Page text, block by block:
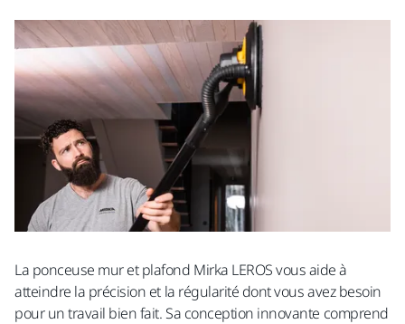
La ponceuse mur et plafond Mirka LEROS vous aide à
atteindre la précision et la régularité dont vous avez besoin
pour un travail bien fait. Sa conception innovante comprend